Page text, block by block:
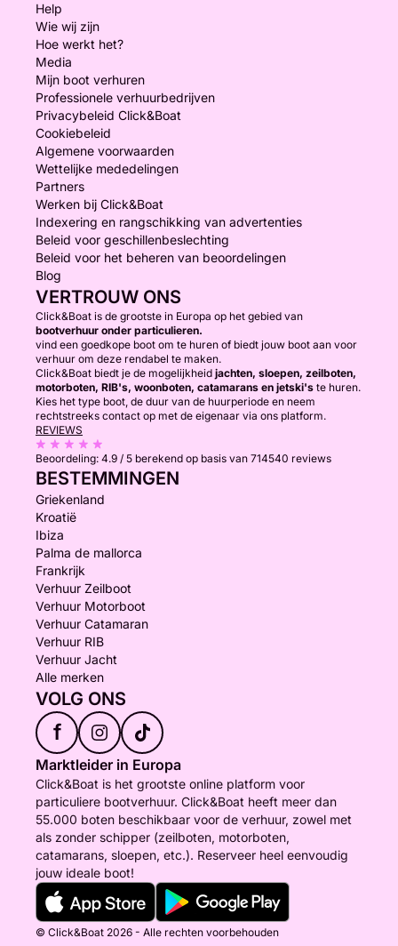
Help
Wie wij zijn
Hoe werkt het?
Media
Mijn boot verhuren
Professionele verhuurbedrijven
Privacybeleid Click&Boat
Cookiebeleid
Algemene voorwaarden
Wettelijke mededelingen
Partners
Werken bij Click&Boat
Indexering en rangschikking van advertenties
Beleid voor geschillenbeslechting
Beleid voor het beheren van beoordelingen
Blog
VERTROUW ONS
Click&Boat is de grootste in Europa op het gebied van
bootverhuur onder particulieren.
vind een goedkope boot om te huren of biedt jouw boot aan voor
verhuur om deze rendabel te maken.
Click&Boat biedt je de mogelijkheid jachten, sloepen, zeilboten,
motorboten, RIB's, woonboten, catamarans en jetski's te huren.
Kies het type boot, de duur van de huurperiode en neem
rechtstreeks contact op met de eigenaar via ons platform.
REVIEWS
Beoordeling: 4.9 / 5 berekend op basis van 714540 reviews
BESTEMMINGEN
Griekenland
Kroatië
Ibiza
Palma de mallorca
Frankrijk
Verhuur Zeilboot
Verhuur Motorboot
Verhuur Catamaran
Verhuur RIB
Verhuur Jacht
Alle merken
VOLG ONS
f
Marktleider in Europa
Click&Boat is het grootste online platform voor
particuliere bootverhuur. Click&Boat heeft meer dan
55.000 boten beschikbaar voor de verhuur, zowel met
als zonder schipper (zeilboten, motorboten,
catamarans, sloepen, etc.). Reserveer heel eenvoudig
jouw ideale boot!
© Click&Boat 2026 - Alle rechten voorbehouden